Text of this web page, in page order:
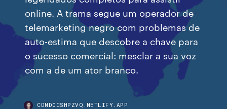
online. A trama segue um operador de
telemarketing negro com problemas de
auto-estima que descobre a chave para
o sucesso comercial: mesclar a sua voz
com a de um ator branco.
CDNDOCSHPZVQ.NETLIFY.APP